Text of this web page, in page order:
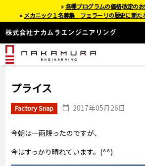
プライス
Factory Snap 2017年05月26日
今朝は一雨降ったのですが、
今はすっかり晴れています。(^^)
»各種プログラムの価格改定の
» メカニック１名募集 フェラーリの歴史に新た